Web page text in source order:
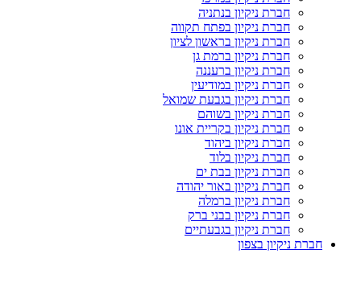
חברת ניקיון בנתניה
חברת ניקיון בפתח תקווה
חברת ניקיון בראשון לציון
חברת ניקיון ברמת גן
חברת ניקיון ברעננה
חברת ניקיון במודיעין
חברת ניקיון בגבעת שמואל
חברת ניקיון בשוהם
חברת ניקיון בקריית אונו
חברת ניקיון ביהוד
חברת ניקיון בלוד
חברת ניקיון בבת ים
חברת ניקיון באור יהודה
חברת ניקיון ברמלה
חברת ניקיון בבני ברק
חברת ניקיון בגבעתיים
חברת ניקיון בצפון